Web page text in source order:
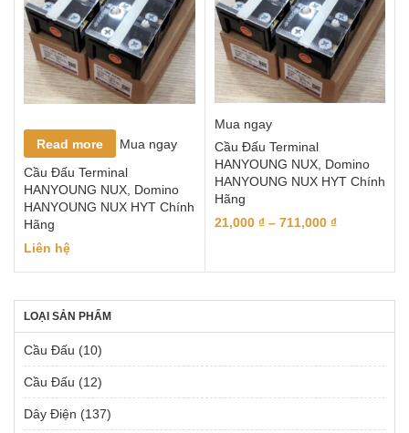
Read more
Mua ngay
Cầu Đấu Terminal
HANYOUNG NUX, Domino
HANYOUNG NUX HYT Chính
Hãng
Liên hệ
Mua ngay
Cầu Đấu Terminal
HANYOUNG NUX, Domino
HANYOUNG NUX HYT Chính
Hãng
21,000 ₫ – 711,000 ₫
LOẠI SẢN PHẨM
Cầu Đấu (10)
Cầu Đấu (12)
Dây Điện (137)